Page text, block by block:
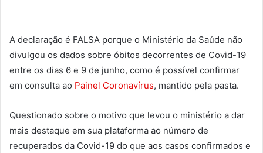
A declaração é FALSA porque o Ministério da Saúde não
divulgou os dados sobre óbitos decorrentes de Covid-19
entre os dias 6 e 9 de junho, como é possível confirmar
em consulta ao Painel Coronavírus, mantido pela pasta.
Questionado sobre o motivo que levou o ministério a dar
mais destaque em sua plataforma ao número de
recuperados da Covid-19 do que aos casos confirmados e